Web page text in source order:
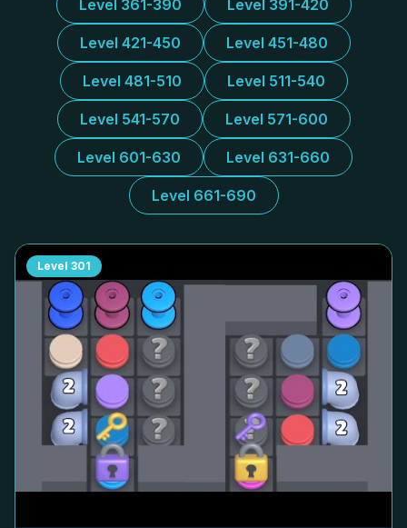
Level 361-390 Level 391-420
Level 421-450 Level 451-480
Level 481-510 Level 511-540
Level 541-570 Level 571-600
Level 601-630 Level 631-660
Level 661-690
Level 301